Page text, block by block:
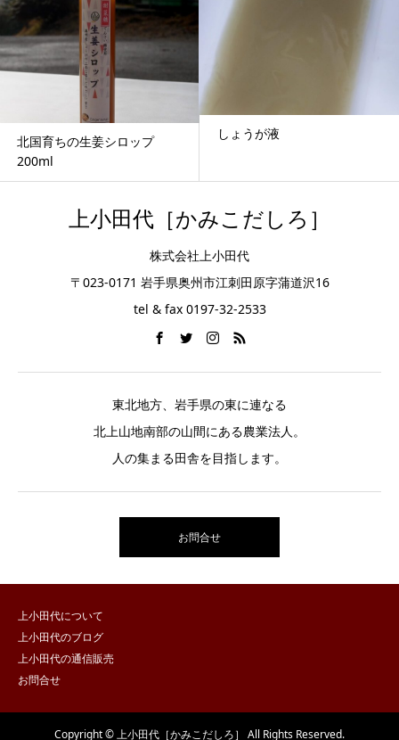
北国育ちの生姜シロップ
200ml
しょうが液
上小田代［かみこだしろ］
株式会社上小田代
〒023-0171 岩手県奥州市江刺田原字蒲道沢16
tel & fax 0197-32-2533
東北地方、岩手県の東に連なる
北上山地南部の山間にある農業法人。
人の集まる田舎を目指します。
お問合せ
上小田代について
上小田代のブログ
上小田代の通信販売
お問合せ
Copyright © 上小田代［かみこだしろ］ All Rights Reserved.